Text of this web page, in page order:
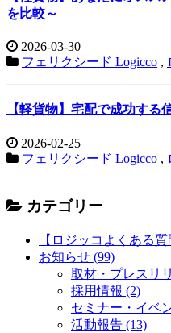
を比較～
2026-03-30
フェリクシード Logicco ,
【軽貨物】宅配で成功する
2026-02-25
フェリクシード Logicco ,
カテゴリー
【ロジッコよくある
お知らせ (99)
取材・プレスリ
採用情報 (2)
セミナー・イベ
活動報告 (13)